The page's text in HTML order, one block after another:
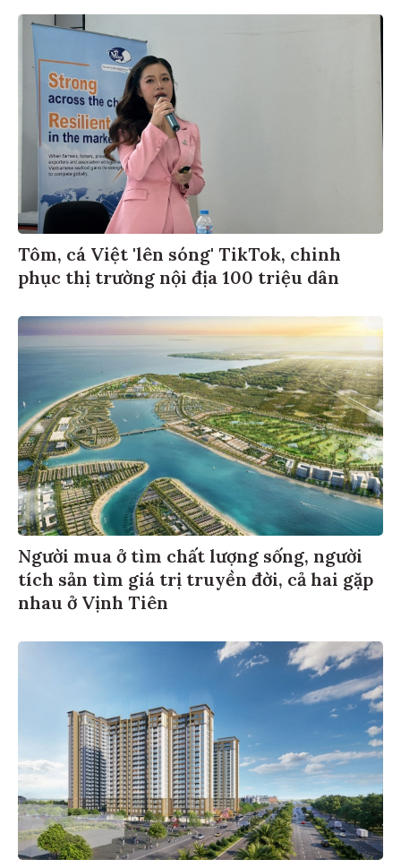
Tôm, cá Việt 'lên sóng' TikTok, chinh
phục thị trường nội địa 100 triệu dân
Người mua ở tìm chất lượng sống, người
tích sản tìm giá trị truyền đời, cả hai gặp
nhau ở Vịnh Tiên